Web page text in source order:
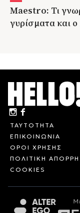
Maestro: Τι
γυρίσματα και
ΤΑΥΤΟΤΗΤΑ
ΕΠΙΚΟΙΝΩΝΙΑ
ΟΡΟΙ ΧΡΗΣΗΣ
ΠΟΛΙΤΙΚΗ
COOKIES